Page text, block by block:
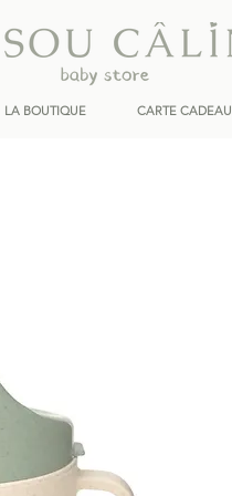
LA BOUTIQUE CARTE CADEAU